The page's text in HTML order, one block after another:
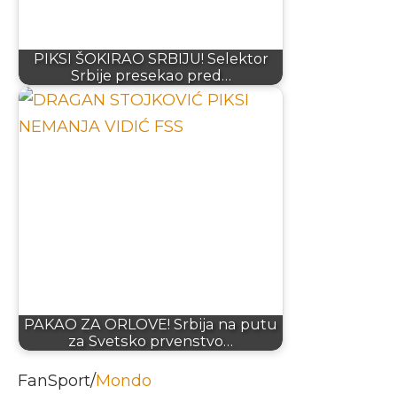
PIKSI ŠOKIRAO SRBIJU! Selektor
Srbije presekao pred…
PAKAO ZA ORLOVE! Srbija na putu
za Svetsko prvenstvo…
FanSport/Mondo